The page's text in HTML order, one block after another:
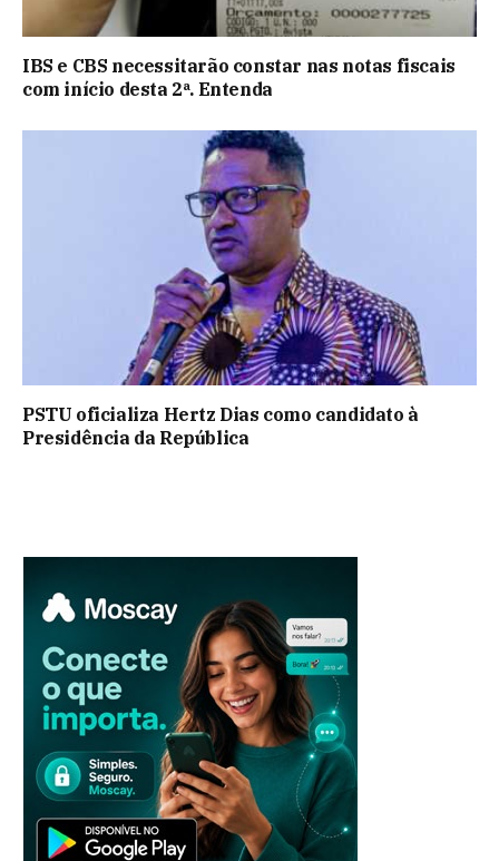
IBS e CBS necessitarão constar nas notas fiscais
com início desta 2ª. Entenda
PSTU oficializa Hertz Dias como candidato à
Presidência da República